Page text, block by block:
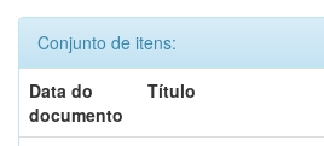
Conjunto de itens:
Data do
documento
Título